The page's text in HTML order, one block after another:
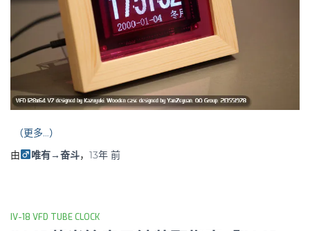
（更多…）
由
唯有→奋斗， 13年前
IV-18 VFD TUBE CLOCK